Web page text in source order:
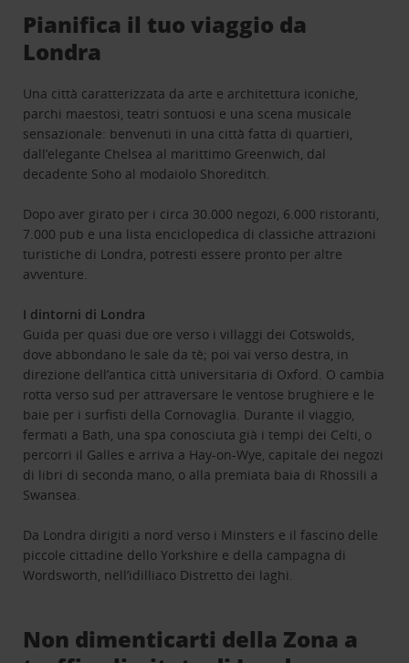
Pianifica il tuo viaggio da
Londra
Una città caratterizzata da arte e architettura iconiche,
parchi maestosi, teatri sontuosi e una scena musicale
sensazionale: benvenuti in una città fatta di quartieri,
dall’elegante Chelsea al marittimo Greenwich, dal
decadente Soho al modaiolo Shoreditch.
Dopo aver girato per i circa 30.000 negozi, 6.000 ristoranti,
7.000 pub e una lista enciclopedica di classiche attrazioni
turistiche di Londra, potresti essere pronto per altre
avventure.
I dintorni di Londra
Guida per quasi due ore verso i villaggi dei Cotswolds,
dove abbondano le sale da tè; poi vai verso destra, in
direzione dell’antica città universitaria di Oxford. O cambia
rotta verso sud per attraversare le ventose brughiere e le
baie per i surfisti della Cornovaglia. Durante il viaggio,
fermati a Bath, una spa conosciuta già i tempi dei Celti, o
percorri il Galles e arriva a Hay-on-Wye, capitale dei negozi
di libri di seconda mano, o alla premiata baia di Rhossili a
Swansea.
Da Londra dirigiti a nord verso i Minsters e il fascino delle
piccole cittadine dello Yorkshire e della campagna di
Wordsworth, nell’idilliaco Distretto dei laghi.
Non dimenticarti della Zona a